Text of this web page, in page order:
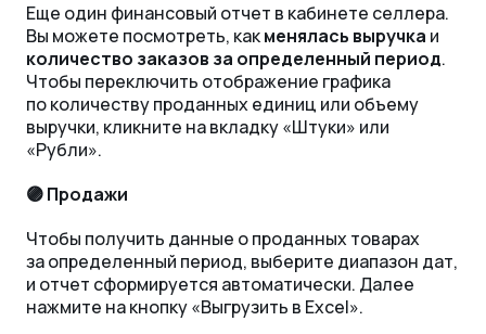
Еще один финансовый отчет в кабинете селлера.
Вы можете посмотреть, какменялась выручка и
количество заказов за определенный период.
Чтобы переключить отображение графика
по количеству проданных единиц или объему
выручки, кликните на вкладку «‎Штуки» или
«‎Рубли».
🟣 Продажи
Чтобы получить данные о проданных товарах
за определенный период, выберите диапазон дат,
и отчет сформируется автоматически. Далее
нажмите на кнопку «‎Выгрузить в Excel».